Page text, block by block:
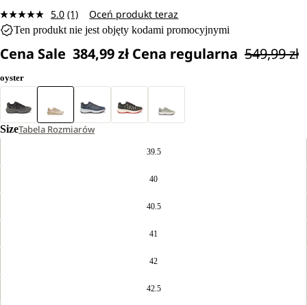
5.0 Czytaj
1
Łącze
do
samej
(1) Oceń produkt teraz
Ten produkt nie jest objęty kodami promocyjnymi
Cena Sale 384,99 zł Cena regularna 549,99 zł
oyster
SizeTabela Rozmiarów
39.5
40
40.5
41
42
42.5